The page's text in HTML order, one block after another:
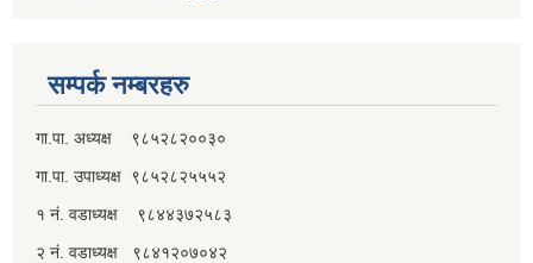
सम्पर्क नम्बरहरु
गा.पा. अध्यक्ष ९८५२८२००३०
गा.पा. उपाध्यक्ष ९८५२८२५५५२
१ नं. वडाध्यक्ष ९८४४३७२५८३
२ नं. वडाध्यक्ष ९८४१२०७०४२